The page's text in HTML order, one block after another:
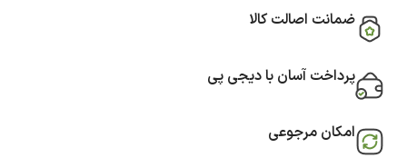
ضمانت اصالت کالا
پرداخت آسان با دیجی پی
امکان مرجوعی